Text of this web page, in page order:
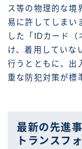
ス等の物理的な境
易に許してしまい
した「IDカード（
け、着用していな
行うとともに、出
重な防犯対策が標
最新の先進
トランスフ